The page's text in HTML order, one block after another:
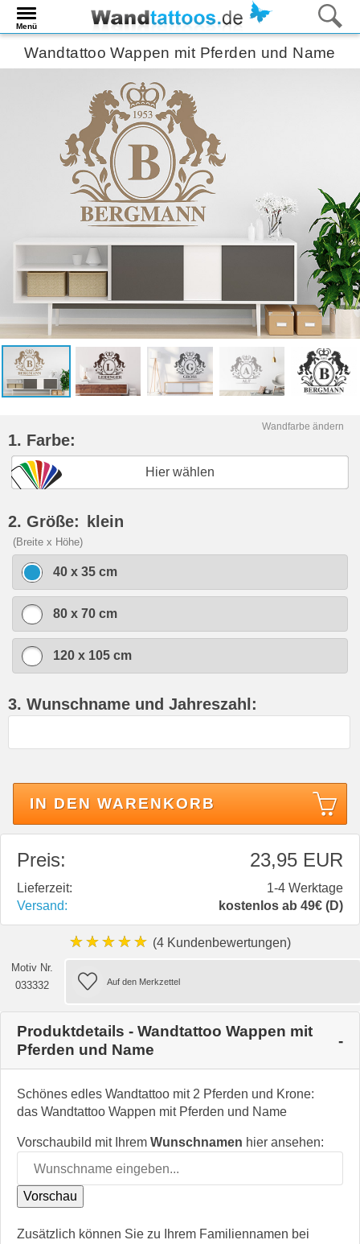
Menü
Wandtattoo Wappen mit Pferden und Name
Wandfarbe ändern
1. Farbe:
Hier wählen
2. Größe: klein
(Breite x Höhe)
40 x 35 cm
80 x 70 cm
120 x 105 cm
3. Wunschname und Jahreszahl:
IN DEN WARENKORB
Preis: 23,95 EUR
Lieferzeit:
1-4 Werktage
Versand:
kostenlos ab 49€ (D)
★★★★★ (4 Kundenbewertungen)
Motiv Nr.
033332
Produktdetails - Wandtattoo Wappen mit
Pferden und Name
Schönes edles Wandtattoo mit 2 Pferden und Krone:
das Wandtattoo Wappen mit Pferden und Name
Vorschaubild mit Ihrem Wunschnamen hier ansehen:
Zusätzlich können Sie zu Ihrem Familiennamen bei